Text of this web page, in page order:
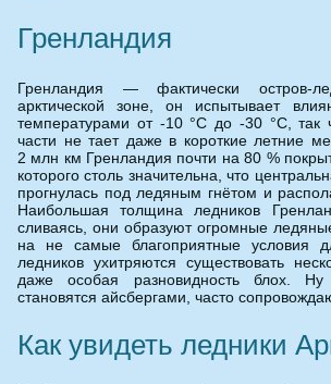
Гренландия
Гренландия — фактически остров-
арктической зоне, он испытывает
температурами от -10 °C до -30 °C, так
части не тает даже в короткие летние
2 млн км Гренландия почти на 80 %
которого столь значительна, что
прогнулась под ледяным гнётом и
Наибольшая толщина ледников
сливаясь, они образуют огромные
на не самые благоприятные условия
ледников ухитряются существовать
даже особая разновидность блох.
становятся айсбергами, часто
Как увидеть ледники